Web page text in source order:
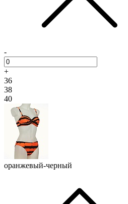
-
+
36
38
40
оранжевый-черный